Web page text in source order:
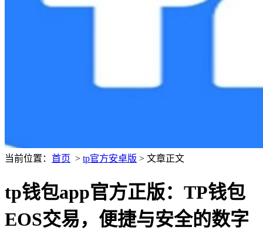
当前位置： 首页 > tp官方安卓版 > 文章正文
tp钱包app官方正版：TP钱包
EOS交易，便捷与安全的数字